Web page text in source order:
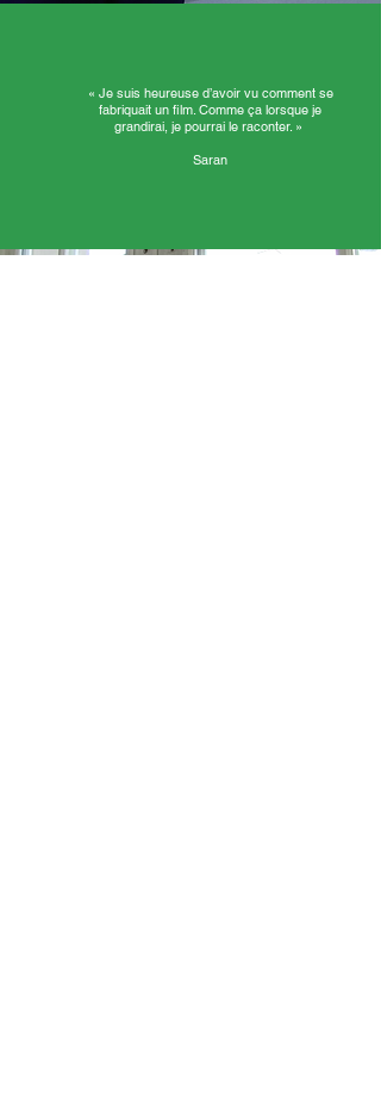
« Je suis heureuse d’avoir vu comment se
fabriquait un film. Comme ça lorsque je
grandirai, je pourrai le raconter. »
Saran